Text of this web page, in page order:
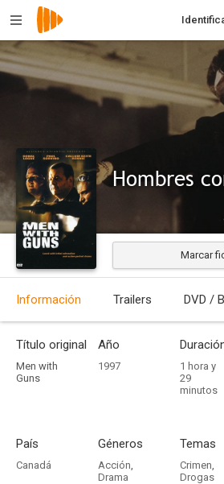
Hombres
Marcar
Información Trailers DVD /
Título original
Men with
Guns
Año
1997
1 hora y
29
minutos
País
Canadá
Géneros
Acción,
Drama
Temas
Crimen,
Drogas